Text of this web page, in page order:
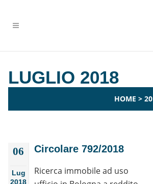
LUGLIO 2018
HOME >
06
Lug
2018
Circolare 792/2018
Ricerca immobile ad uso